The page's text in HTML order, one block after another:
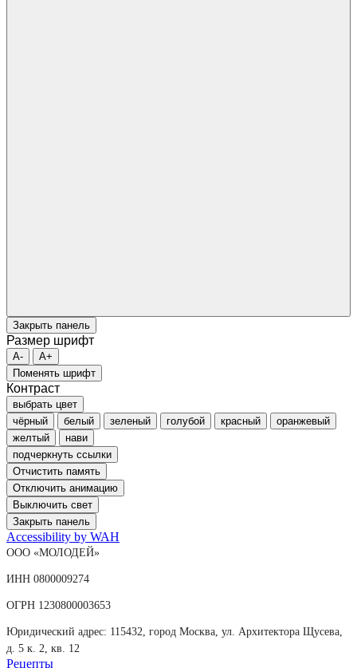
Закрыть панель
Размер шрифт
A-
A+
Поменять шрифт
Контраст
выбрать цвет
чёрный
белый зеленый голубой красный
оранжевый
желтый
нави
подчеркнуть ссылки
Отчистить память
Отключить анимацию
Выключить свет
Закрыть панель
Accessibility by WAH
ООО «МОЛОДЕЙ»
ИНН 0800009274
ОГРН 1230800003653
Юридический адрес: 115432, город Москва, ул. Архитектора Щусева,
д. 5 к. 2, кв. 12
Рецепты